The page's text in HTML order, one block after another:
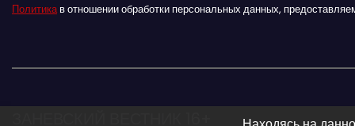
Политикав отношении обработки персональных данных,